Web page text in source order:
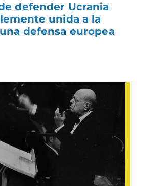
defender Ucrania
unida a la
defensa europea